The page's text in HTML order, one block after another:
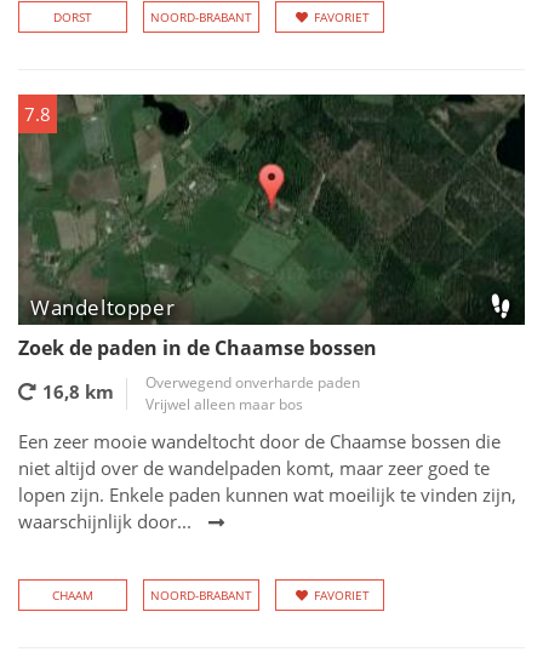
DORST NOORD-BRABANT FAVORIET
7.8
Wandeltopper
Zoek de paden in de Chaamse bossen
16,8 km
Overwegend onverharde paden
Vrijwel alleen maar bos
Een zeer mooie wandeltocht door de Chaamse bossen die
niet altijd over de wandelpaden komt, maar zeer goed te
lopen zijn. Enkele paden kunnen wat moeilijk te vinden zijn,
waarschijnlijk door...
CHAAM NOORD-BRABANT FAVORIET